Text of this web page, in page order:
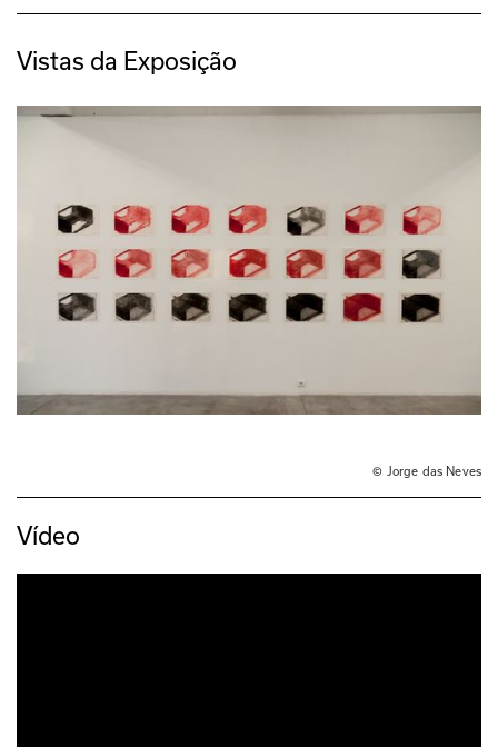
Vistas da Exposição
© Jorge das Neves
Vídeo